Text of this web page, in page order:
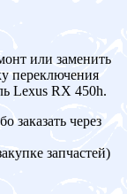
или заменить
переключения
Lexus RX 450h.
заказать через
запчастей)